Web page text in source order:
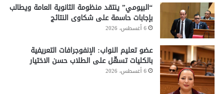
“البيومي” ينتقد منظومة الثانوية العامة ويطالب
بإجابات حاسمة على شكاوى النتائج
6 أغسطس، 2026
عضو تعليم النواب: الإنفوجرافات التعريفية
بالكليات تسهّل على الطلاب حسن الاختيار
6 أغسطس، 2026